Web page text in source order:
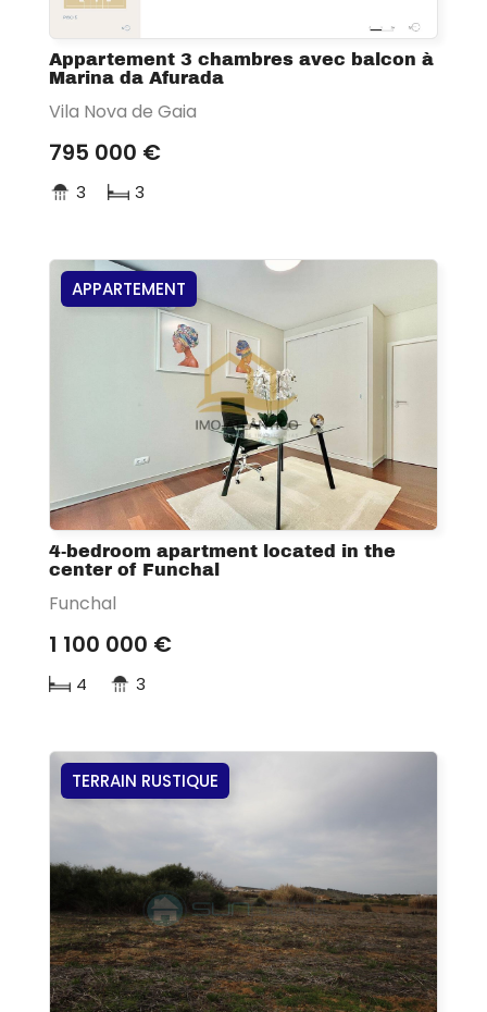
Appartement 3 chambres avec balcon à
Marina da Afurada
Vila Nova de Gaia
795 000 €
3 3
APPARTEMENT
4-bedroom apartment located in the
center of Funchal
Funchal
1 100 000 €
4 3
TERRAIN RUSTIQUE